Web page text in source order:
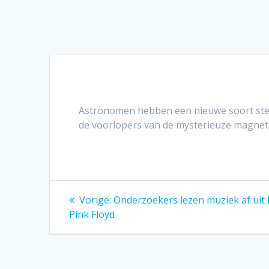
Astronomen hebben een nieuwe soort
de voorlopers van de mysterieuze
Bericht
navigatie
Vorige: Vorig
bericht:
Onderzoekers lezen muziek af
Pink Floyd